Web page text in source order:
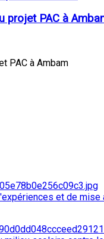
projet PAC à
PAC à Ambam
et de